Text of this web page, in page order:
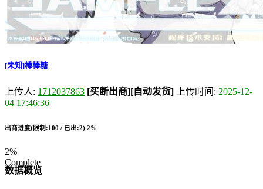
[未知]棒棒糖
上传人: 1712037863 [买断出商][自动发货] 上传时间: 2025-12-
04 17:46:36
出商进度(限制:100 / 已出:2) 2%
2%
Complete
数据概览